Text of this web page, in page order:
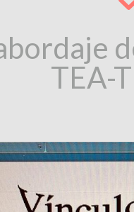
TEA-